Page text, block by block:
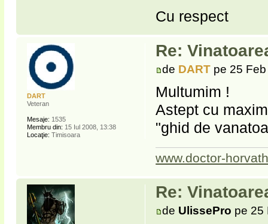
Cu respect
Re:
de DART pe 25
Multumim !
Astept cu
"ghid de
www.doctor-
DART
Veteran
Mesaje: 1535
Membru din: 15 Iul 2008, 13:38
Locaţie: Timisoara
Re:
de UlissePro pe 25